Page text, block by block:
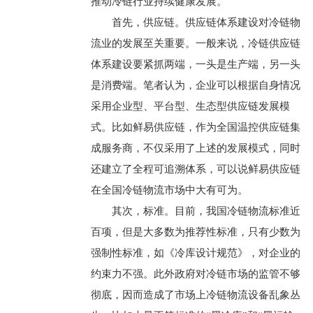
首先，供应链。供应链体系建设对冷链物
流业的发展至关重要。一般来说，冷链供应链
体系建设要紧抓两端，一头是生产端，另一头
是消费端。笔者认为，企业可以根据自身情况
采用企业型、平台型、生态型供应链发展模
式。比如鲜易供应链，作为全国温控供应链集
成服务商，不仅采用了上述的发展模式，同时
还建立了全程可追溯体系，可以说鲜易供应链
在全国冷链物流市场中大有可为。
其次，标准。目前，我国冷链物流标准近
百项，但是大多数为推荐性标准，只有少数为
强制性标准，如《冷库设计规范》，对企业的
约束力不强。此外政府对冷链市场的监管不够
彻底，因而造成了市场上冷链物流设备乱象丛